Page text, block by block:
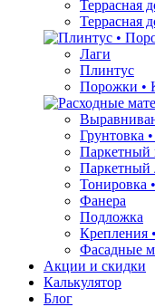
Террасная
Террасная
Лаги
Плинтус
Порожки •
Грунтовкa
Паркетный
Паркетный
Тонировка
Фанера
Подложка
Крепления
Фасадные
Акции и скидки
Калькулятор
Блог